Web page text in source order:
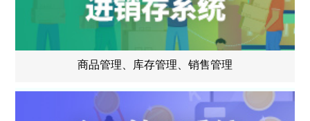
商品管理、库存管理、销售管理